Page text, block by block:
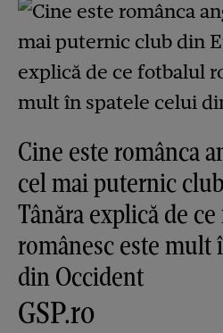
Cine este românca
cel mai puternic
Tânăra explică de
românesc este mult
din Occident
GSP.ro